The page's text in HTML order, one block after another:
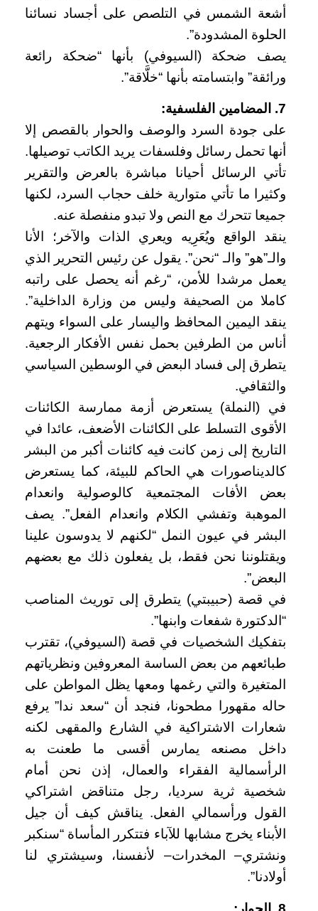
أشعة الشمس في التلصص على أجساد نسائنا
الحلوة المشدودة”.
يصف ضحكة (السيوفي) بأنها “ضحكة رائعة
ورائقة” وابتسامته بأنها “خلَّاقة”.
7. المضامين الفلسفية:
على جودة السرد والوصف والحوار بالقصص إلا
أنها تحمل رسائل وفلسفات يريد الكاتب توصيلها.
تأتي الرسائل أحيانا مباشرة بالعرض والتقرير
وكثيرا ما تأتي متوارية خلف حجاب السرد، لكنها
جميعا تتحرك مع النص ولا تبدو منفصلة عنه.
ينقد الواقع ويُعَرِيه ويعري الذات والآخر؛ الأنا
والـ”هو” والـ “نحن”. يقول عن رئيس التحرير الذي
يعمل مرشدا للأمن، “رغم أنه يحصل على راتبه
كاملا من الصحيفة وليس من وزارة الداخلية”.
ينقد اليمين المحافظ واليسار على السواء ويتهم
أناس من الطرفين بحمل نفس الأفكار الرجعية.
يتطرق إلى فساد البعض في الوسطين السياسي
والثقافي.
في (النملة) يستعرض أزمة ممارسة الكائنات
الأقوى التسلط على الكائنات الأضعف، عائدا في
التاريخ إلى زمن كانت فيه كائنات أكبر من البشر
كالديناصورات هي الحاكم للبيئة، كما يستعرض
بعض الأفات المجتمعية كالوصولية وانعدام
الموهبة وتفشي الكلام وانعدام الفعل”. يصف
البشر في عيون النمل “لكنهم لا يدوسون علينا
ويقتلوننا نحن فقط، بل يفعلون ذلك مع بعضهم
البعض”.
في قصة (حبيبتي) يتطرق إلى توريث المناصب
“الدكتورة شفعات وابنها”.
بتفكيك الشخصيات في قصة (السيوفي)، تقترب
طبائعهم من بعض الساسة المعروفين ونظرياتهم
المتغيرة والتي رغمها ومعها يظل المواطن على
حاله مقهورا مطحونا، فنجد أن “سعد ندا” يرفع
شعارات الاشتراكية في الشارع والمقهى لكنه
داخل مصنعه يمارس أقسى ما طعنت به
الرأسمالية الفقراء والعمال، إذن نحن أمام
شخصية ثرية سرديا، رجل متناقض اشتراكي
القول ورأسمالي الفعل. يناقش كيف أن جيل
الأبناء يخرج مشابها للآباء فتتكرر المأساة “سنكبر
ونشتري– المخدرات– لأنفسنا، وسيشتري لنا
أولادنا”.